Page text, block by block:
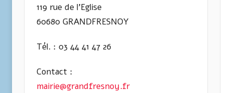
119 rue de l’Eglise
60680 GRANDFRESNOY
Tél. : 03 44 41 47 26
Contact :
mairie@grandfresnoy.fr